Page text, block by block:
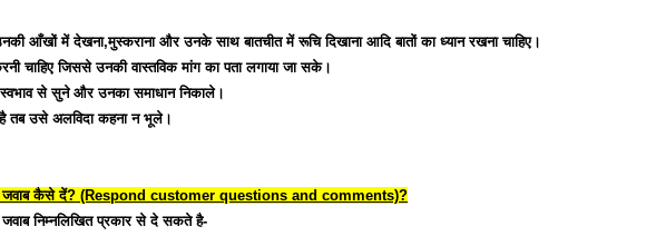
आँखों में देखना,मुस्कराना और उनके साथ बातचीत में रूचि दिखाना आदि बातों का ध्यान रखना चाहिए।
चाहिए जिससे उनकी वास्तविक मांग का पता लगाया जा सके।
से सुने और उनका समाधान निकाले।
तब उसे अलविदा कहना न भूले।
जवाब कैसे दें? (Respond customer questions and comments)?
निम्नलिखित प्रकार से दे सकते है-